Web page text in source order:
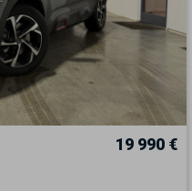
19 990 €